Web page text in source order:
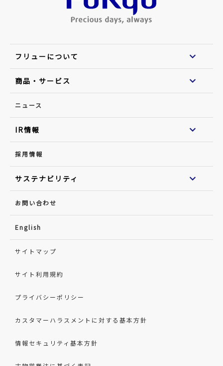
フリューについて
商品・サービス
ニュース
IR情報
採用情報
サステナビリティ
お問い合わせ
English
サイトマップ
サイト利用規約
プライバシーポリシー
カスタマーハラスメントに対する基本方針
情報セキュリティ基本方針